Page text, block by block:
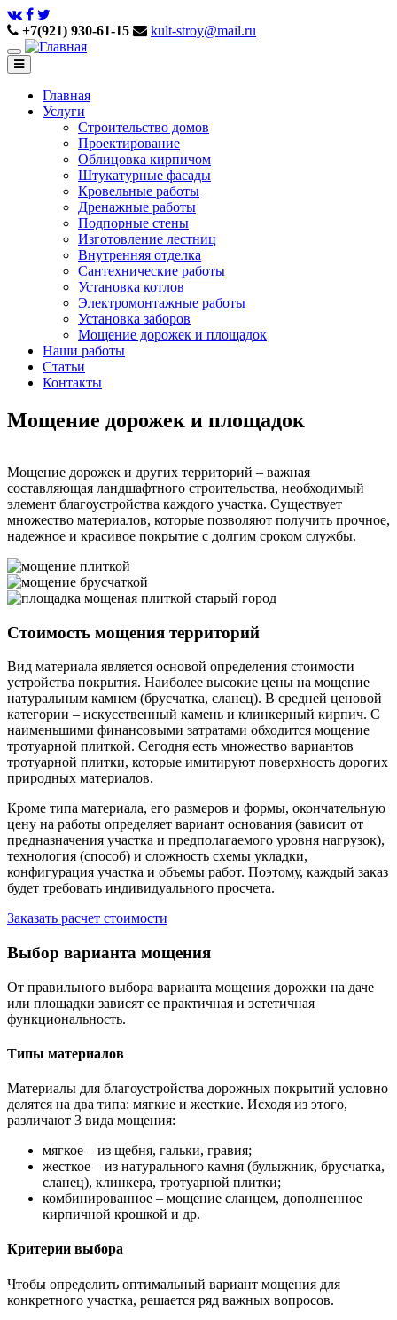
+7(921) 930-61-15 kult-stroy@mail.ru
Главная
Услуги
Строительство домов
Проектирование
Облицовка кирпичом
Штукатурные фасады
Кровельные работы
Дренажные работы
Подпорные стены
Изготовление лестниц
Внутренняя отделка
Сантехнические работы
Установка котлов
Электромонтажные работы
Установка заборов
Мощение дорожек и площадок
Наши работы
Статьи
Контакты
Мощение дорожек и площадок
Мощение дорожек и других территорий – важная
составляющая ландшафтного строительства, необходимый
элемент благоустройства каждого участка. Существует
множество материалов, которые позволяют получить прочное,
надежное и красивое покрытие с долгим сроком службы.
Стоимость мощения территорий
Вид материала является основой определения стоимости
устройства покрытия. Наиболее высокие цены на мощение
натуральным камнем (брусчатка, сланец). В средней ценовой
категории – искусственный камень и клинкерный кирпич. С
наименьшими финансовыми затратами обходится мощение
тротуарной плиткой. Сегодня есть множество вариантов
тротуарной плитки, которые имитируют поверхность дорогих
природных материалов.
Кроме типа материала, его размеров и формы, окончательную
цену на работы определяет вариант основания (зависит от
предназначения участка и предполагаемого уровня нагрузок),
технология (способ) и сложность схемы укладки,
конфигурация участка и объемы работ. Поэтому, каждый заказ
будет требовать индивидуального просчета.
Заказать расчет стоимости
Выбор варианта мощения
От правильного выбора варианта мощения дорожки на даче
или площадки зависят ее практичная и эстетичная
функциональность.
Типы материалов
Материалы для благоустройства дорожных покрытий условно
делятся на два типа: мягкие и жесткие. Исходя из этого,
различают 3 вида мощения:
мягкое – из щебня, гальки, гравия;
жесткое – из натурального камня (булыжник, брусчатка,
сланец), клинкера, тротуарной плитки;
комбинированное – мощение сланцем, дополненное
кирпичной крошкой и др.
Критерии выбора
Чтобы определить оптимальный вариант мощения для
конкретного участка, решается ряд важных вопросов.